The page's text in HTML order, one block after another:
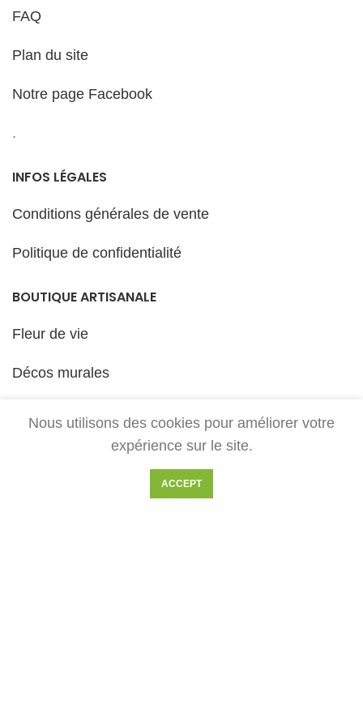
FAQ
Plan du site
Notre page Facebook
.
INFOS LÉGALES
Conditions générales de vente
Politique de confidentialité
BOUTIQUE ARTISANALE
Fleur de vie
Décos murales
NOUS CONTACTER
Pour toute demande, contactez-nous par mail à :
Nous utilisons des cookies pour améliorer votre
expérience sur le site.
ACCEPT